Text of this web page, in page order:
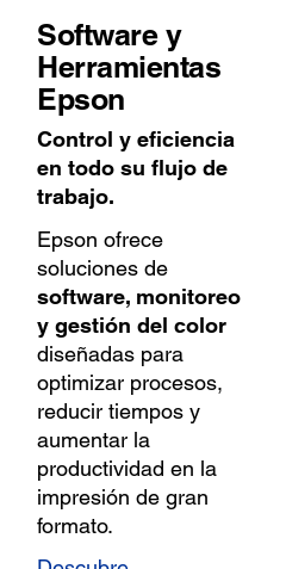
Software y
Herramientas
Epson
Control y eficiencia
en todo su flujo de
trabajo.
Epson ofrece
soluciones de
software, monitoreo
y gestión del color
diseñadas para
optimizar procesos,
reducir tiempos y
aumentar la
productividad en la
impresión de gran
formato.